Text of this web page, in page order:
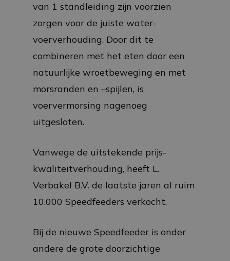
van 1 standleiding zijn voorzien
zorgen voor de juiste water-
voerverhouding. Door dit te
combineren met het eten door een
natuurlijke wroetbeweging en met
morsranden en –spijlen, is
voervermorsing nagenoeg
uitgesloten.
Vanwege de uitstekende prijs-
kwaliteitverhouding, heeft L.
Verbakel B.V. de laatste jaren al ruim
10.000 Speedfeeders verkocht.
Bij de nieuwe Speedfeeder is onder
andere de grote doorzichtige